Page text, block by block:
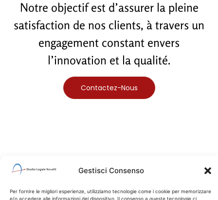
Gestisci Consenso
Per fornire le migliori esperienze, utilizziamo tecnologie come i cookie per memorizzare
e/o accedere alle informazioni del dispositivo. Il consenso a queste tecnologie ci
Notre objectif est d’assurer la pleine
satisfaction de nos clients, à travers un
engagement constant envers
l’innovation et la qualité.
Contactez-Nous